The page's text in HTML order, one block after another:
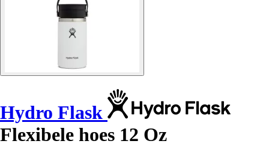
Hydro Flask
Flexibele hoes 12 Oz